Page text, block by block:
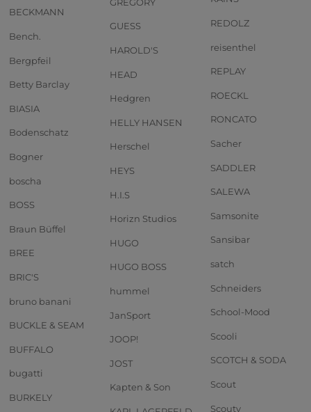
BECKMANN
Bench.
Bergpfeil
Betty Barclay
BIASIA
Bodenschatz
Bogner
boscha
BOSS
Braun Büffel
BREE
BRIC'S
bruno banani
BUCKLE & SEAM
BUFFALO
bugatti
BURKELY
GUESS
HAROLD'S
HEAD
Hedgren
HELLY HANSEN
Herschel
HEYS
H.I.S
Horizn Studios
HUGO
HUGO BOSS
hummel
JanSport
JOOP!
JOST
Kapten & Son
REDOLZ
reisenthel
REPLAY
ROECKL
RONCATO
Sacher
SADDLER
SALEWA
Samsonite
Sansibar
satch
Schneiders
School-Mood
Scooli
SCOTCH & SODA
Scout
Scouty